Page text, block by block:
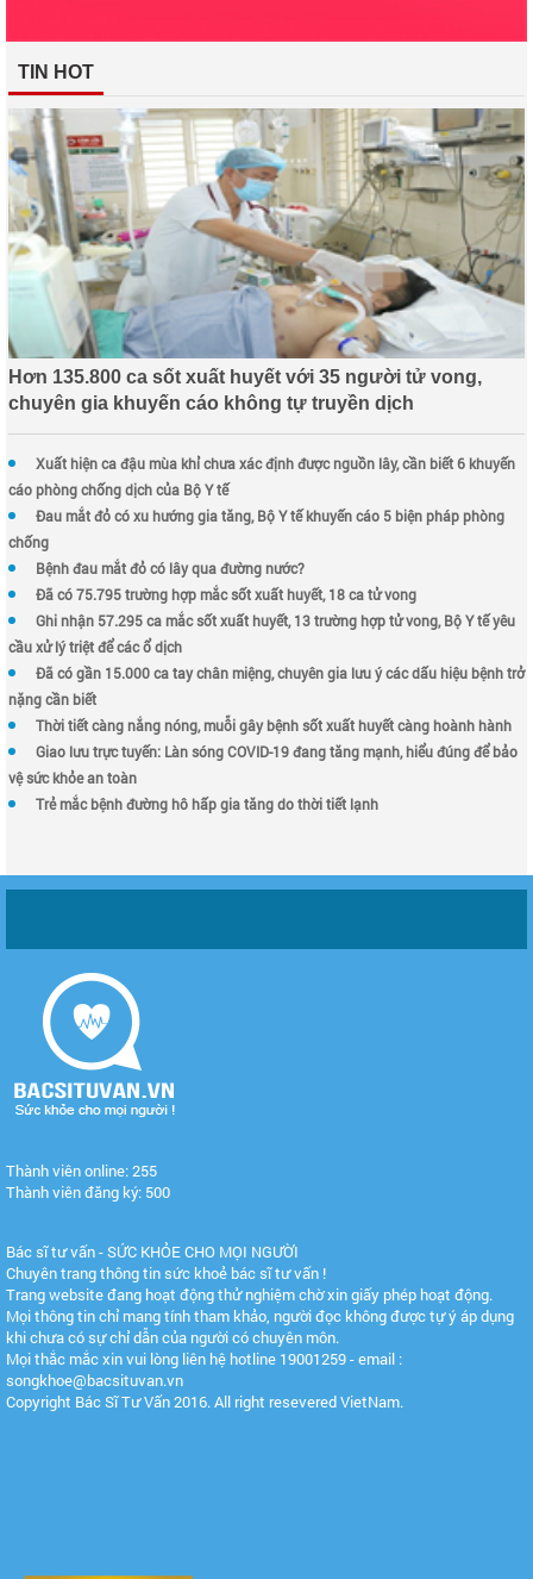
TIN HOT
Hơn 135.800 ca sốt xuất huyết với 35 người tử vong,
chuyên gia khuyến cáo không tự truyền dịch
Xuất hiện ca đậu mùa khỉ chưa xác định được nguồn lây, cần biết 6 khuyến
cáo phòng chống dịch của Bộ Y tế
Đau mắt đỏ có xu hướng gia tăng, Bộ Y tế khuyến cáo 5 biện pháp phòng
chống
Bệnh đau mắt đỏ có lây qua đường nước?
Đã có 75.795 trường hợp mắc sốt xuất huyết, 18 ca tử vong
Ghi nhận 57.295 ca mắc sốt xuất huyết, 13 trường hợp tử vong, Bộ Y tế yêu
cầu xử lý triệt để các ổ dịch
Đã có gần 15.000 ca tay chân miệng, chuyên gia lưu ý các dấu hiệu bệnh trở
nặng cần biết
Thời tiết càng nắng nóng, muỗi gây bệnh sốt xuất huyết càng hoành hành
Giao lưu trực tuyến: Làn sóng COVID-19 đang tăng mạnh, hiểu đúng để bảo
vệ sức khỏe an toàn
Trẻ mắc bệnh đường hô hấp gia tăng do thời tiết lạnh
Thành viên online: 255
Thành viên đăng ký: 500
Bác sĩ tư vấn - SỨC KHỎE CHO MỌI NGƯỜI
Chuyên trang thông tin sức khoẻ bác sĩ tư vấn !
Trang website đang hoạt động thử nghiệm chờ xin giấy phép hoạt động.
Mọi thông tin chỉ mang tính tham khảo, người đọc không được tự ý áp dụng
khi chưa có sự chỉ dẫn của người có chuyên môn.
Mọi thắc mắc xin vui lòng liên hệ hotline 19001259 - email :
songkhoe@bacsituvan.vn
Copyright Bác Sĩ Tư Vấn 2016. All right resevered VietNam.